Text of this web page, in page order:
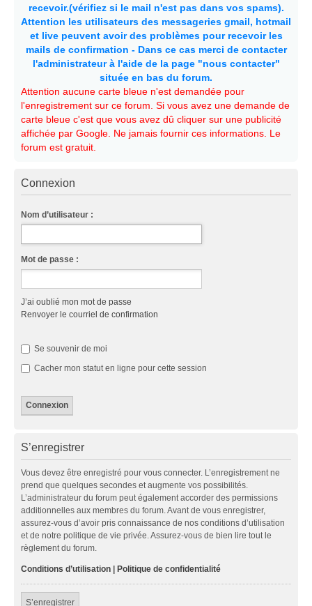
recevoir.(vérifiez si le mail n'est pas dans vos spams).
Attention les utilisateurs des messageries gmail, hotmail
et live peuvent avoir des problèmes pour recevoir les
mails de confirmation - Dans ce cas merci de contacter
l'administrateur à l'aide de la page "nous contacter"
située en bas du forum.
Attention aucune carte bleue n'est demandée pour
l'enregistrement sur ce forum. Si vous avez une demande de
carte bleue c'est que vous avez dû cliquer sur une publicité
affichée par Google. Ne jamais fournir ces informations. Le
forum est gratuit.
Connexion
Nom d’utilisateur :
Mot de passe :
J’ai oublié mon mot de passe
Renvoyer le courriel de confirmation
Se souvenir de moi
Cacher mon statut en ligne pour cette session
S’enregistrer
Vous devez être enregistré pour vous connecter. L’enregistrement ne
prend que quelques secondes et augmente vos possibilités.
L’administrateur du forum peut également accorder des permissions
additionnelles aux membres du forum. Avant de vous enregistrer,
assurez-vous d’avoir pris connaissance de nos conditions d’utilisation
et de notre politique de vie privée. Assurez-vous de bien lire tout le
règlement du forum.
Conditions d’utilisation Politique de confidentialité
S’enregistrer